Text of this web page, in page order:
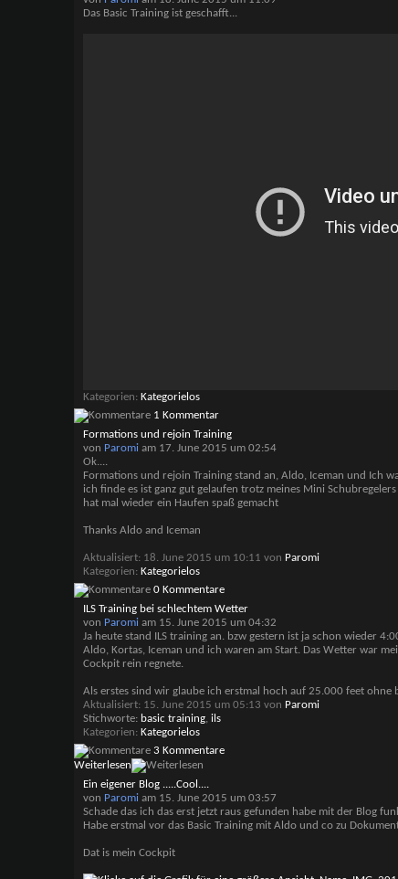
Das Basic Training ist geschafft...
Kategorien Kategorielos
1 Kommentar
Formations und rejoin Training
von Paromiam 17. June 2015 um 02:54
Ok....
Formations und rejoin Training stand an, Aldo, Iceman und Ich
ich finde es ist ganz gut gelaufen trotz meines Mini
hat mal wieder ein Haufen spaß gemacht
Thanks Aldo and Iceman
Aktualisiert: 18. June 2015 um 10:11 von Paromi
Kategorien Kategorielos
0 Kommentare
ILS Training bei schlechtem Wetter
von Paromiam 15. June 2015 um 04:32
Ja heute stand ILS training an. bzw gestern ist ja schon wieder
Aldo, Kortas, Iceman und ich waren am Start. Das Wetter war
Cockpit rein regnete.
Als erstes sind wir glaube ich erstmal hoch auf 25.000 feet
Aktualisiert: 15. June 2015 um 05:13 von Paromi
Stichworte: basic training, ils
Kategorien Kategorielos
3 Kommentare
Weiterlesen
Ein eigener Blog .....Cool....
von Paromiam 15. June 2015 um 03:57
Schade das ich das erst jetzt raus gefunden habe mit der Blog
Habe erstmal vor das Basic Training mit Aldo und co zu
Dat is mein Cockpit